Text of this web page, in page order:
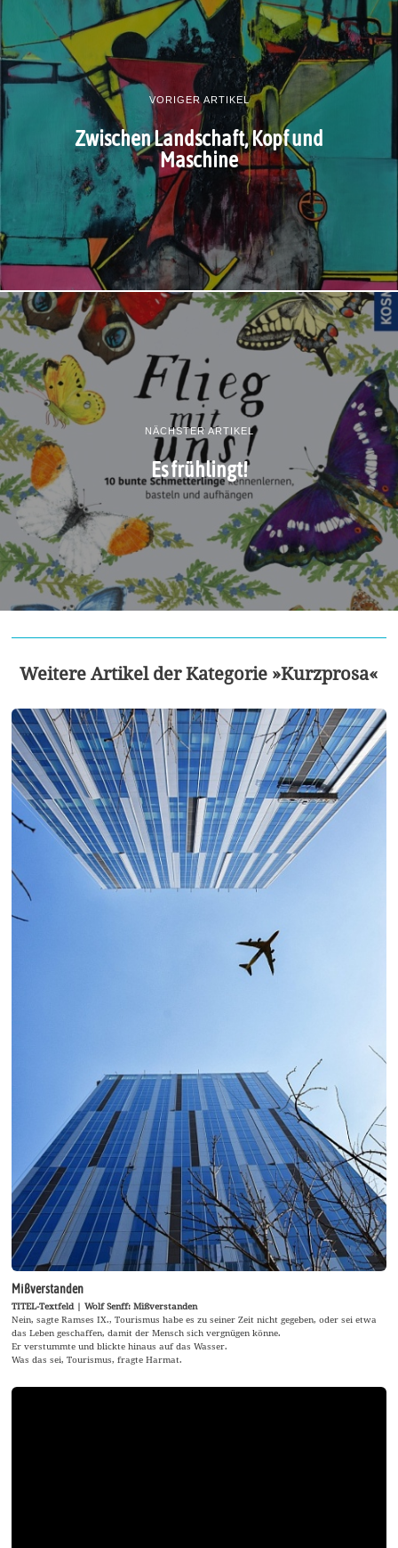
VORIGER ARTIKEL
Zwischen Landschaft, Kopf und
Maschine
NÄCHSTER ARTIKEL
Es frühlingt!
Weitere Artikel der Kategorie »Kurzprosa«
Mißverstanden
TITEL-Textfeld | Wolf Senff: Mißverstanden
Nein, sagte Ramses IX., Tourismus habe es zu seiner Zeit nicht gegeben, oder sei etwa
das Leben geschaffen, damit der Mensch sich vergnügen könne.
Er verstummte und blickte hinaus auf das Wasser.
Was das sei, Tourismus, fragte Harmat.